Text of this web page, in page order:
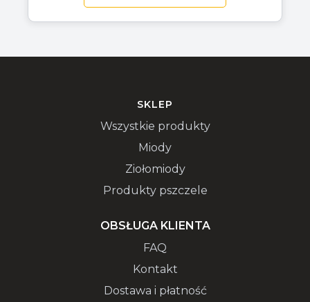
SKLEP
Wszystkie produkty
Miody
Ziołomiody
Produkty pszczele
OBSŁUGA KLIENTA
FAQ
Kontakt
Dostawa i płatność